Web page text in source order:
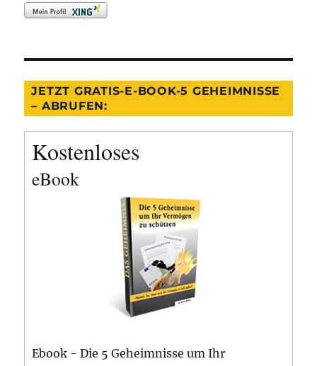
JETZT GRATIS-E-BOOK-5 GEHEIMNISSE
– ABRUFEN:
Kostenloses
eBook
Ebook - Die 5 Geheimnisse um Ihr